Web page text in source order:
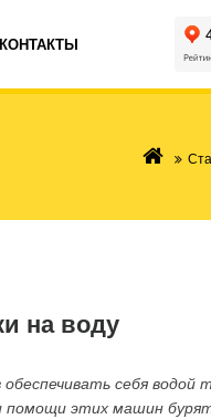
КОНТАКТЫ
на воду
себя водой
помощи этих машин